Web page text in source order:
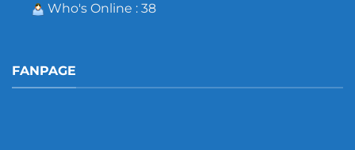
Who's Online : 38
FANPAGE